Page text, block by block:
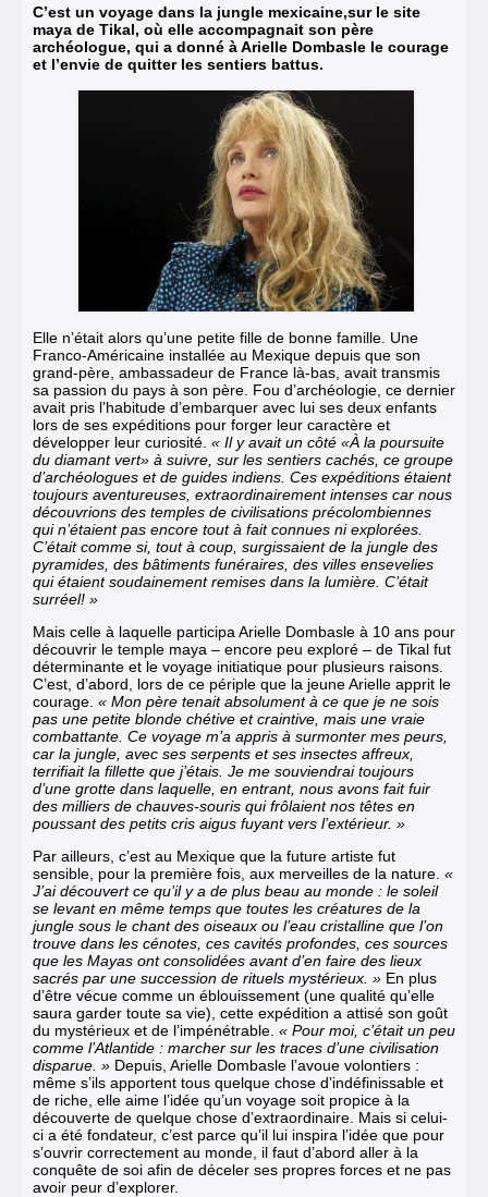
C’est un voyage dans la jungle mexicaine,sur le site
maya de Tikal, où elle accompagnait son père
archéologue, qui a donné à Arielle Dombasle le courage
et l’envie de quitter les sentiers battus.
Elle n’était alors qu’une petite fille de bonne famille. Une
Franco-Américaine installée au Mexique depuis que son
grand-père, ambassadeur de France là-bas, avait transmis
sa passion du pays à son père. Fou d’archéologie, ce dernier
avait pris l’habitude d’embarquer avec lui ses deux enfants
lors de ses expéditions pour forger leur caractère et
développer leur curiosité. « Il y avait un côté «À la poursuite
du diamant vert» à suivre, sur les sentiers cachés, ce groupe
d’archéologues et de guides indiens. Ces expéditions étaient
toujours aventureuses, extraordinairement intenses car nous
découvrions des temples de civilisations précolombiennes
qui n’étaient pas encore tout à fait connues ni explorées.
C’était comme si, tout à coup, surgissaient de la jungle des
pyramides, des bâtiments funéraires, des villes ensevelies
qui étaient soudainement remises dans la lumière. C’était
surréel! »
Mais celle à laquelle participa Arielle Dombasle à 10 ans pour
découvrir le temple maya – encore peu exploré – de Tikal fut
déterminante et le voyage initiatique pour plusieurs raisons.
C’est, d’abord, lors de ce périple que la jeune Arielle apprit le
courage. « Mon père tenait absolument à ce que je ne sois
pas une petite blonde chétive et craintive, mais une vraie
combattante. Ce voyage m’a appris à surmonter mes peurs,
car la jungle, avec ses serpents et ses insectes affreux,
terrifiait la fillette que j’étais. Je me souviendrai toujours
d’une grotte dans laquelle, en entrant, nous avons fait fuir
des milliers de chauves-souris qui frôlaient nos têtes en
poussant des petits cris aigus fuyant vers l’extérieur. »
Par ailleurs, c’est au Mexique que la future artiste fut
sensible, pour la première fois, aux merveilles de la nature. «
J’ai découvert ce qu’il y a de plus beau au monde : le soleil
se levant en même temps que toutes les créatures de la
jungle sous le chant des oiseaux ou l’eau cristalline que l’on
trouve dans les cénotes, ces cavités profondes, ces sources
que les Mayas ont consolidées avant d’en faire des lieux
sacrés par une succession de rituels mystérieux. » En plus
d’être vécue comme un éblouissement (une qualité qu’elle
saura garder toute sa vie), cette expédition a attisé son goût
du mystérieux et de l’impénétrable. « Pour moi, c’était un peu
comme l’Atlantide : marcher sur les traces d’une civilisation
disparue. » Depuis, Arielle Dombasle l’avoue volontiers :
même s’ils apportent tous quelque chose d’indéfinissable et
de riche, elle aime l’idée qu’un voyage soit propice à la
découverte de quelque chose d’extraordinaire. Mais si celui-
ci a été fondateur, c’est parce qu’il lui inspira l’idée que pour
s’ouvrir correctement au monde, il faut d’abord aller à la
conquête de soi afin de déceler ses propres forces et ne pas
avoir peur d’explorer.